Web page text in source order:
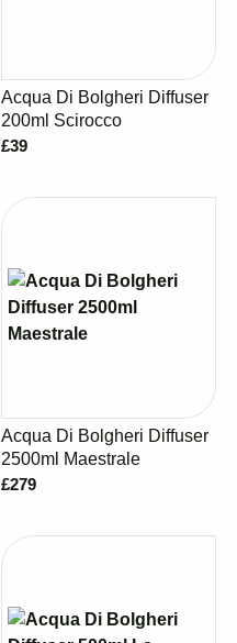
Acqua Di Bolgheri Diffuser
200ml Scirocco
£39
Acqua Di Bolgheri Diffuser
2500ml Maestrale
£279